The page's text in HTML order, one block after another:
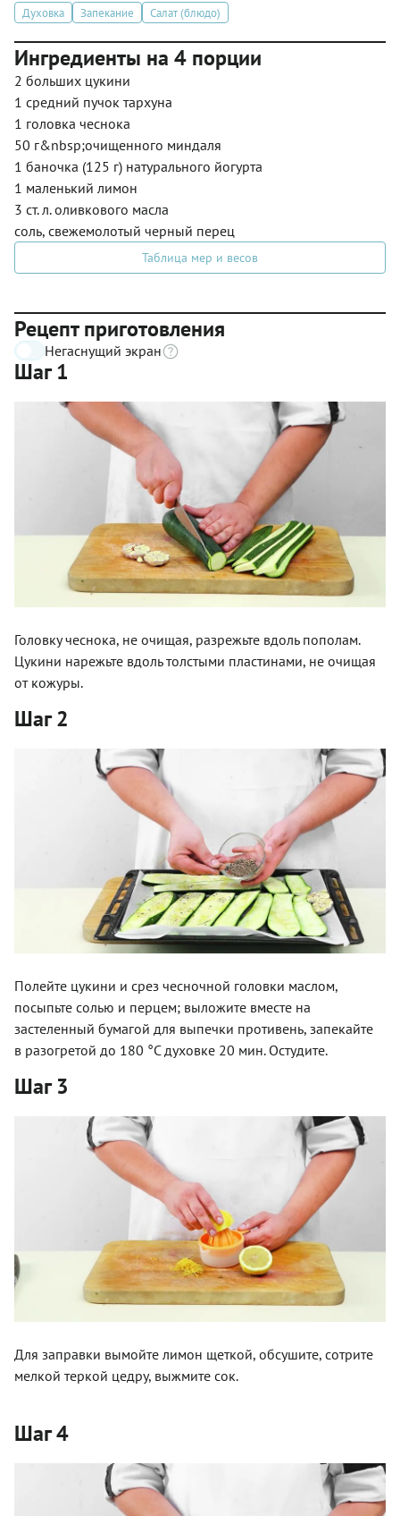
Духовка Запекание Салат (блюдо)
Ингредиенты на 4 порции
2 больших цукини
1 средний пучок тархуна
1 головка чеснока
50 г&nbsp;очищенного миндаля
1 баночка (125 г) натурального йогурта
1 маленький лимон
3 ст. л. оливкового масла
соль, свежемолотый черный перец
Таблица мер и весов
Рецепт приготовления
Негаснущий экран
Шаг 1
Головку чеснока, не очищая, разрежьте вдоль пополам.
Цукини нарежьте вдоль толстыми пластинами, не очищая
от кожуры.
Шаг 2
Полейте цукини и срез чесночной головки маслом,
посыпьте солью и перцем; выложите вместе на
застеленный бумагой для выпечки противень, запекайте
в разогретой до 180 °С духовке 20 мин. Остудите.
Шаг 3
Для заправки вымойте лимон щеткой, обсушите, сотрите
мелкой теркой цедру, выжмите сок.
Шаг 4